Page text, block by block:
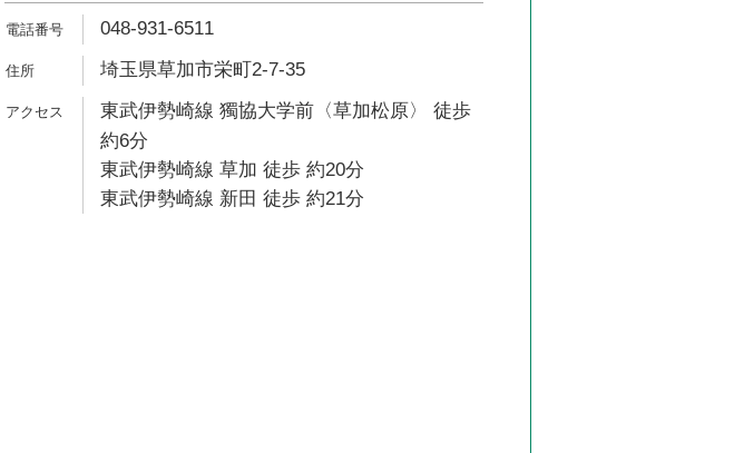
048-931-6511
埼玉県草加市栄町2-7-35
東武伊勢崎線 獨協大学前〈草加松原〉 徒歩
約6分
東武伊勢崎線 草加 徒歩 約20分
東武伊勢崎線 新田 徒歩 約21分